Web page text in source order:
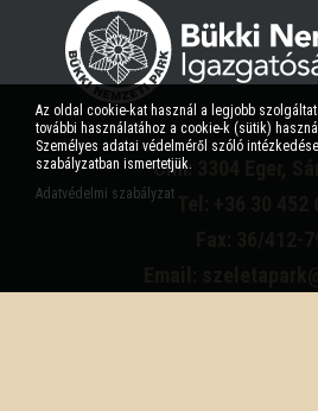
Cím: 3304 Eger,
Email:
Az oldal cookie-kat használ a legjobb
további használatához a cookie-k (sütik)
Személyes adatai védelméről szóló
szabályzatban ismertetjük.
Adatvédelmi szabályzat